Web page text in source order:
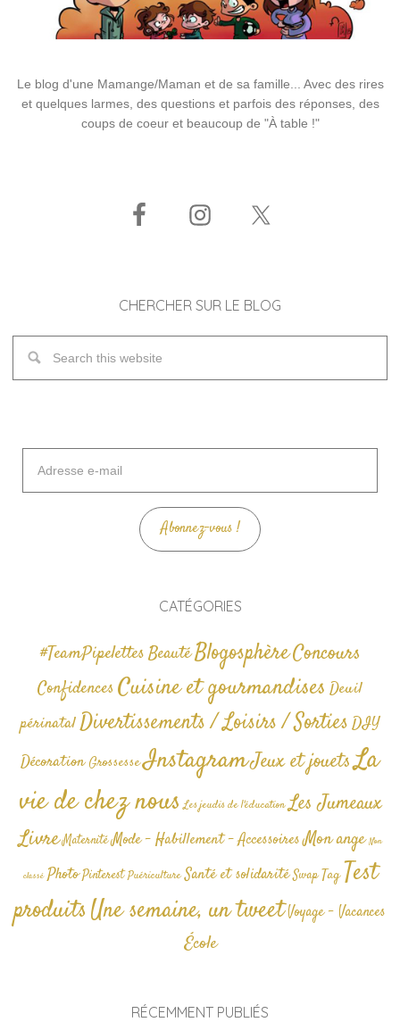
Le blog d'une Mamange/Maman et de sa famille... Avec des rires
et quelques larmes, des questions et parfois des réponses, des
coups de coeur et beaucoup de "À table !"
CHERCHER SUR LE BLOG
mail
Abonnez-vous !
CATÉGORIES
#TeamPipelettesBeautéBlogosphèreConcours
Confidences Cuisine et gourmandises Deuil
périnatalDivertissements / Loisirs / SortiesDIY
Décoration GrossesseInstagramJeux et jouetsLa
vie de chez nous Les jeudis de l'éducation Les Jumeaux
Livre Maternité Mode - Habillement - AccessoiresMon ange Non
classé Photo Pinterest Puériculture Santé et solidarité Swap TagTest
produitsUne semaine, un tweetVoyage - Vacances
École
RÉCEMMENT PUBLIÉS